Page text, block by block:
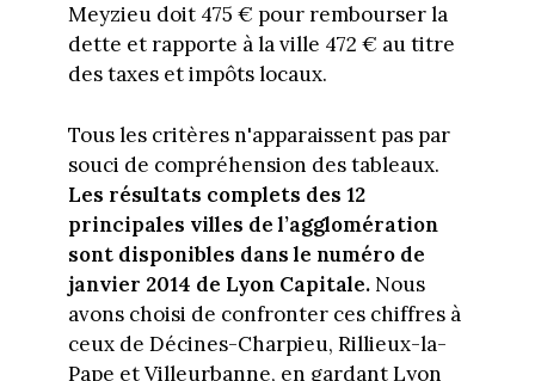
Meyzieu doit 475 € pour rembourser la
dette et rapporte à la ville 472 € au titre
des taxes et impôts locaux.
Tous les critères n'apparaissent pas par
souci de compréhension des tableaux.
Les résultats complets des 12
principales villes de l’agglomération
sont disponibles dans le numéro de
janvier 2014 de Lyon Capitale. Nous
avons choisi de confronter ces chiffres à
ceux de Décines-Charpieu, Rillieux-la-
Pape et Villeurbanne, en gardant Lyon